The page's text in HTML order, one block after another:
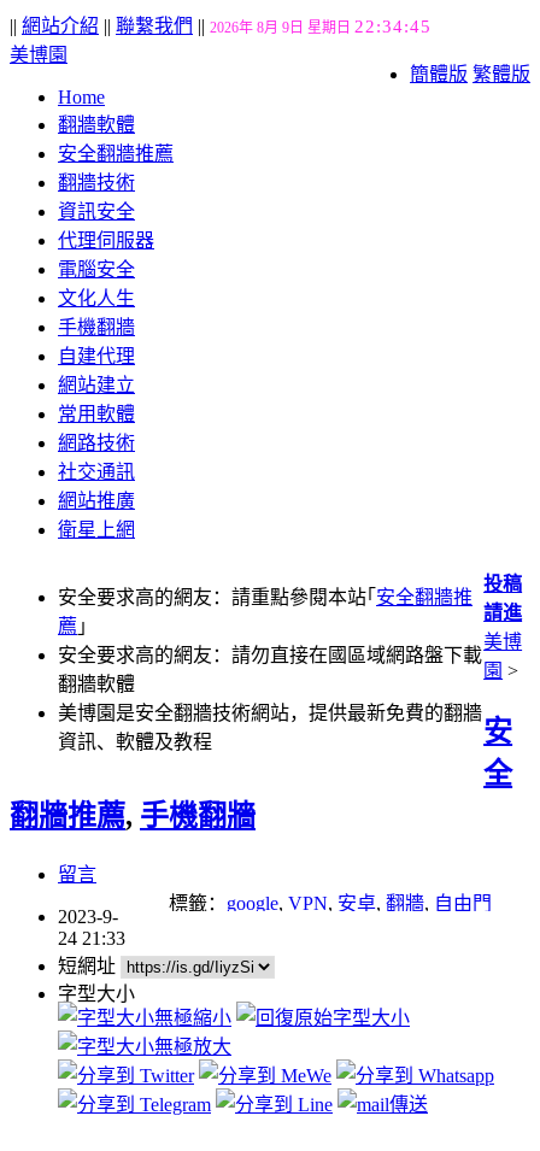
|| 網站介紹 || 聯繫我們 || 2026年 8月 9日 星期日 22:34:46
簡體版 繁體版
美博園
Home
翻牆軟體
安全翻牆推薦
翻牆技術
資訊安全
代理伺服器
電腦安全
文化人生
手機翻牆
自建代理
網站建立
常用軟體
網路技術
社交通訊
網站推廣
衛星上網
安全要求高的網友：請重點參閱本站｢ 安全翻牆推
薦 ｣
安全要求高的網友：請勿直接在國區域網路盤下載
翻牆軟體
美博園是安全翻牆技術網站，提供最新免費的翻牆
資訊、軟體及教程
投稿
請進
美博
園 >
安
全
翻牆推薦, 手機翻牆
留言
標籤： google, VPN, 安卓, 翻牆, 自由門
2023-9-
24 21:33
短網址
字型大小